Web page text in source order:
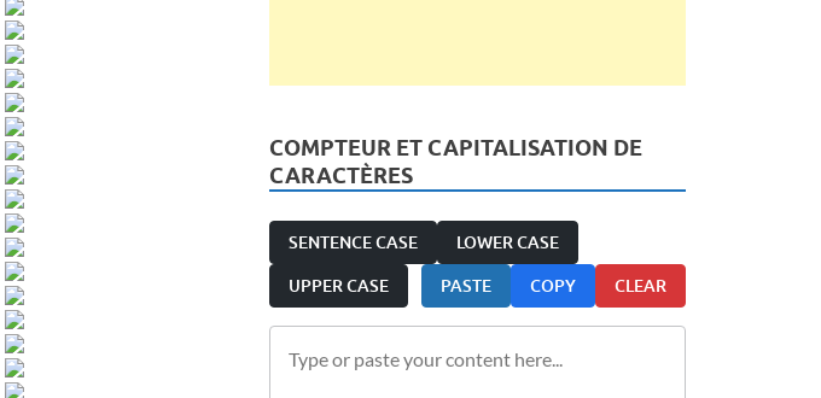
COMPTEUR ET CAPITALISATION DE
CARACTÈRES
SENTENCE CASE LOWER CASE
UPPER CASE PASTE COPY CLEAR